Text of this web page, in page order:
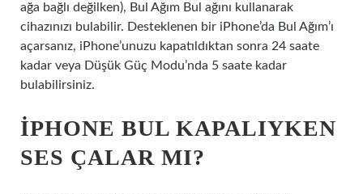
ağa bağlı değilken), Bul Ağım Bul ağını kullanarak
cihazınızı bulabilir. Desteklenen bir iPhone’da Bul Ağım’ı
açarsanız, iPhone’unuzu kapatıldıktan sonra 24 saate
kadar veya Düşük Güç Modu’nda 5 saate kadar
bulabilirsiniz.
IPHONE BUL KAPALIYKEN
SES ÇALAR MI?